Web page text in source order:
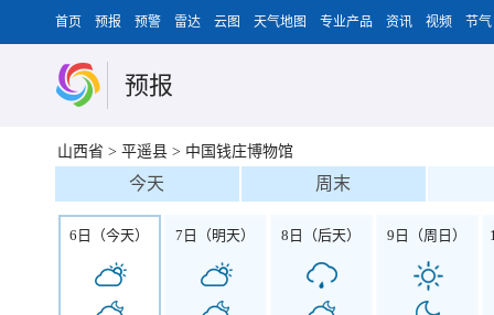
首页 预报 预警 雷达 云图 天气地图 专业产品 资讯 视频 节气
预报
山西省 > 平遥县 > 中国钱庄博物馆
今天 周末
6日（今天） 7日（明天） 8日（后天） 9日（周日）